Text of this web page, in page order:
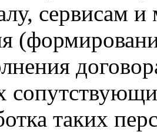
сервисам и
таких